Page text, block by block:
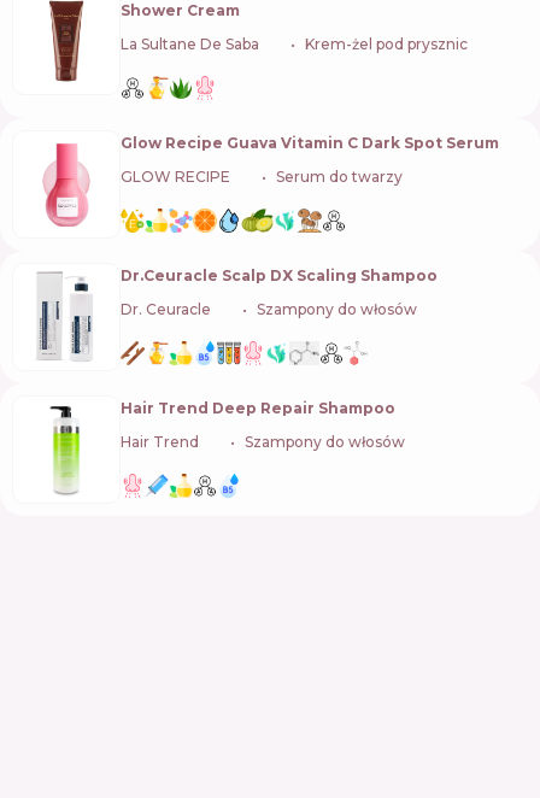
Shower Cream
La Sultane De Saba
Krem-żel pod prysznic
Glow Recipe Guava Vitamin C Dark Spot Serum
GLOW RECIPE
Serum do twarzy
Dr.Ceuracle Scalp DX Scaling Shampoo
Dr. Ceuracle
Szampony do włosów
Hair Trend Deep Repair Shampoo
Hair Trend
Szampony do włosów